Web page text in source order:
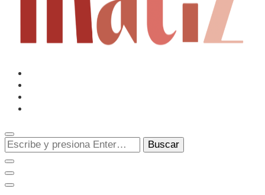
Matiz
Un espacio editorial donde pongo en palabras aquello que
muchos sentimos y pocos sabemos cómo explicar y
donde también compartiré contigo las cosas que me
conmueven, me sorprenden o creo que merecen ser
¿Buscas
algo?